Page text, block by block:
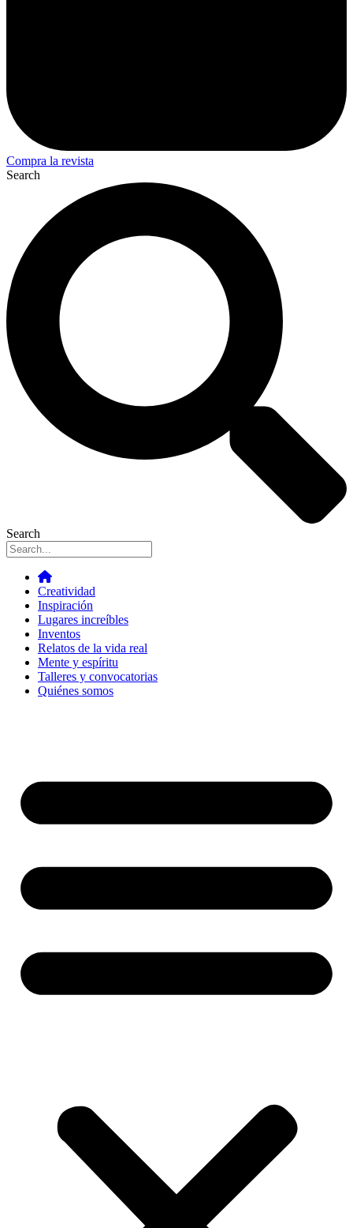
Compra la revista
Search
Search
Creatividad
Inspiración
Lugares increíbles
Inventos
Relatos de la vida real
Mente y espíritu
Talleres y convocatorias
Quiénes somos